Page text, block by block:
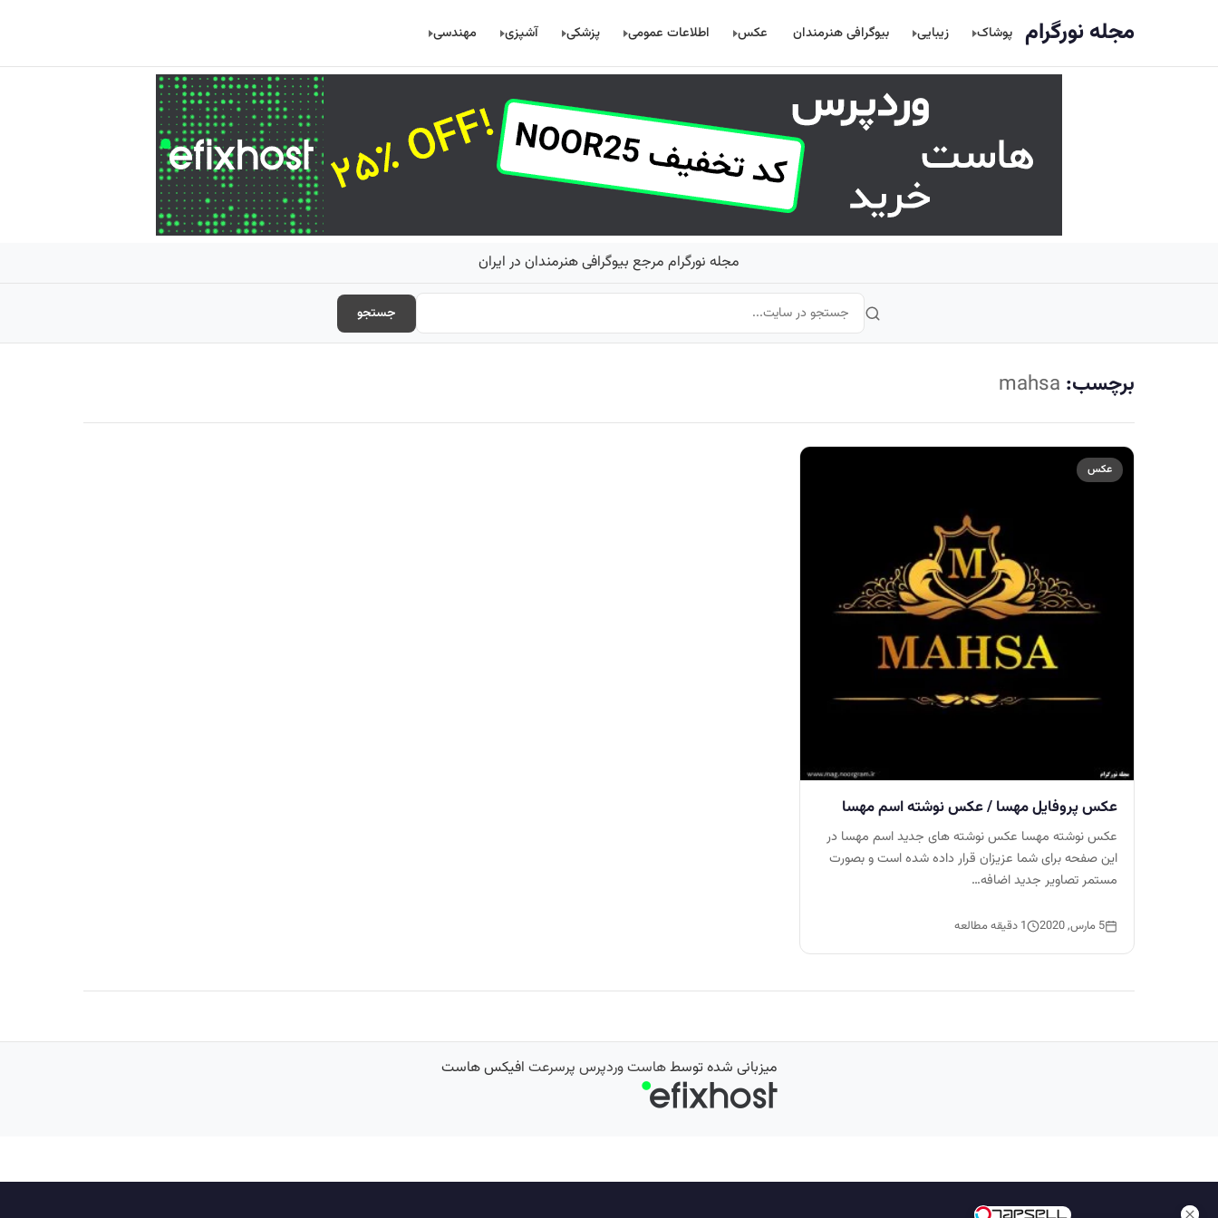
مجله نورگرام پوشاک زیبایی بیوگرافی هنرمندان عکس اطلاعات عمومی پزشکی آشپزی مهندسی
مجله نورگرام مرجع بیوگرافی هنرمندان در ایران
جستجو
برچسب: mahsa
عکس
عکس پروفایل مهسا / عکس نوشته اسم مهسا
عکس نوشته مهسا عکس نوشته های جدید اسم مهسا در
این صفحه برای شما عزیزان قرار داده شده است و بصورت
مستمر تصاویر جدید اضافه…
5 مارس, 2020 1 دقیقه مطالعه
میزبانی شده توسطهاست وردپرس پرسرعت افیکس هاست